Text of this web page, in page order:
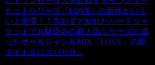
ヒットシリーズ『LOVE』の新作がいよ
いよ登場！！言わずと知れたハートジャ
ケットでお馴染みの超人気シリーズに成
ったオールジャンルMIX『LOVE』の新
タイトルはズバリ分...